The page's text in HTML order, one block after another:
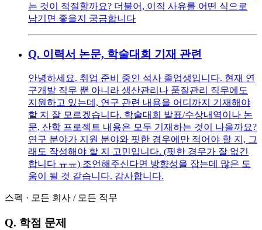
는 것이 적절할까요? 더불어, 이직 사유를 어떤 식으로
남기면 좋을지 궁금합니다
Q. 이력서 논문, 학술대회 기재 관련
안녕하세요. 취업 준비 중인 석사 졸업생입니다. 현재 연
구개발 직무 뿐 아니라 생산관리나 품질관리 직무에도
지원하고 있는데, 연구 관련 내용을 어디까지 기재해야
할 지 잘 모르겠습니다. 학술대회 발표/수상내역이나 논
문, 산학 프로젝트 내용은 모두 기재하는 것이 나을까요?
연구 분야가 지원 분야와 핏한 경우에만 적어야 할 지, 그
래도 작성해야 할 지 고민입니다. (핏한 경우가 잘 없긴
합니다 ㅠㅠ) 조언해주신다면 방향성을 잡는데 많은 도
움이 될 것 같습니다. 감사합니다.
스펙 · 모든 회사 / 모든 직무
Q. 학점 문제